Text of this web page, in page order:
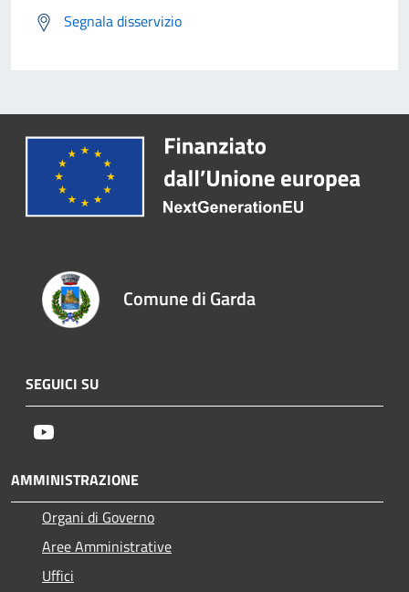
Segnala disservizio
Comune di Garda
SEGUICI SU
AMMINISTRAZIONE
Organi di Governo
Aree Amministrative
Uffici